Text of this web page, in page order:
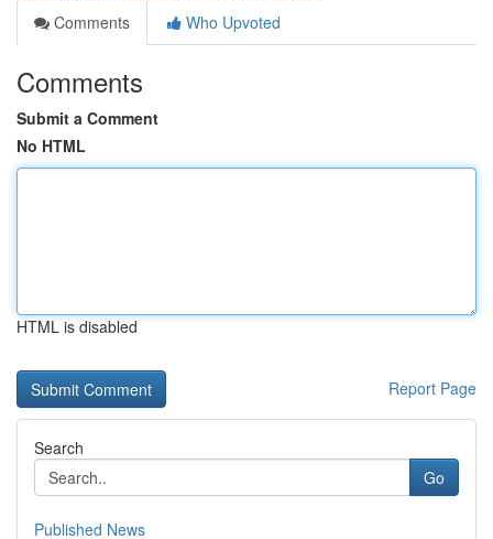
Comments
Who Upvoted
Comments
Submit a Comment
No HTML
HTML is disabled
Report Page
Search
Go
Published News